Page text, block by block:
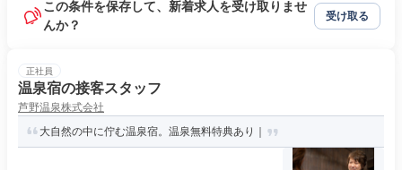
この条件を保存して、新着求人を受け取りませ
んか？
受け取る
正社員
温泉宿の接客スタッフ
芦野温泉株式会社
大自然の中に佇む温泉宿。温泉無料特典あり｜